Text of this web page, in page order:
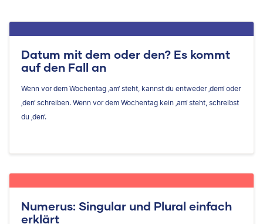
Datum mit dem oder den? Es kommt
auf den Fall an
Wenn vor dem Wochentag ‚am‘ steht, kannst du entweder ‚dem‘ oder
‚den‘ schreiben. Wenn vor dem Wochentag kein ‚am‘ steht, schreibst
du ‚den‘.
Numerus: Singular und Plural einfach
erklärt